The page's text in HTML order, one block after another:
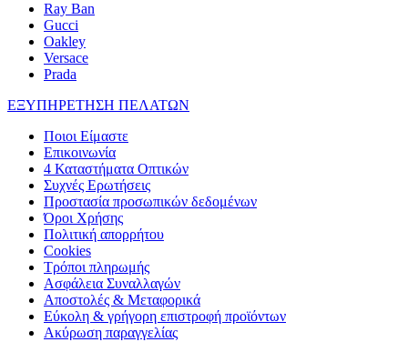
Ray Ban
Gucci
Oakley
Versace
Prada
ΕΞΥΠΗΡΕΤΗΣΗ ΠΕΛΑΤΩΝ
Ποιοι Είμαστε
Επικοινωνία
4 Καταστήματα Οπτικών
Συχνές Ερωτήσεις
Προστασία προσωπικών δεδομένων
Όροι Χρήσης
Πολιτική απορρήτου
Cookies
Τρόποι πληρωμής
Ασφάλεια Συναλλαγών
Αποστολές & Μεταφορικά
Εύκολη & γρήγορη επιστροφή προϊόντων
Ακύρωση παραγγελίας